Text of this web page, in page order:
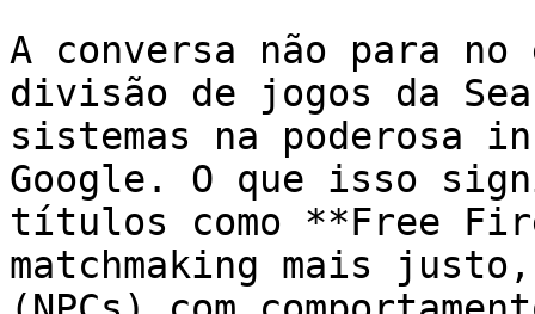
A conversa não para no
divisão de jogos da
sistemas na poderosa
Google. O que isso
títulos como **Free
matchmaking mais